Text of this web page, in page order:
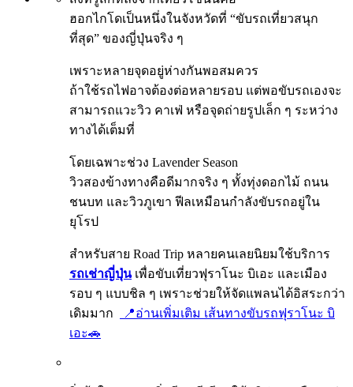
ฮอกไกโดเป็นหนึ่งในจังหวัดที่ “ขับรถเที่ยวสนุก
ที่สุด” ของญี่ปุ่นจริง ๆ
เพราะหลายจุดอยู่ห่างกันพอสมควร
ถ้าใช้รถไฟอาจต้องต่อหลายรอบ แต่พอขับรถเองจะ
สามารถแวะวิว คาเฟ่ หรือจุดถ่ายรูปเล็ก ๆ ระหว่าง
ทางได้เต็มที่
โดยเฉพาะช่วง Lavender Season
วิวสองข้างทางคือดีมากจริง ๆ ทั้งทุ่งดอกไม้ ถนน
ชนบท และวิวภูเขา ฟีลเหมือนกำลังขับรถอยู่ใน
ยุโรป
สำหรับสาย Road Trip หลายคนเลยนิยมใช้บริการ
รถเช่าญี่ปุ่นเพื่อขับเที่ยวฟุราโนะ บิเอะ และเมือง
รอบ ๆ แบบชิล ๆ เพราะช่วยให้จัดแพลนได้อิสระกว่า
เดิมมาก
📍อ่านเพิ่มเติม เส้นทางขับรถฟุราโนะ บิ
เอะ🚗